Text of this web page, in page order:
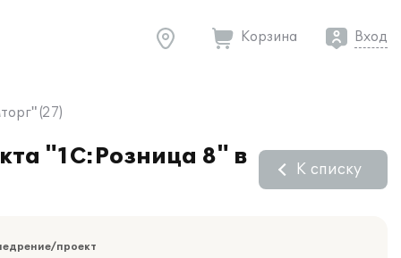
Корзина Вход
(27)
"1С:Розница 8" в
К списку
проект